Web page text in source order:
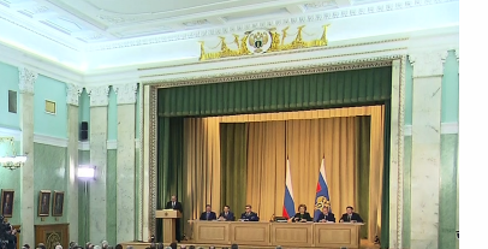
и анализу
предпринимательства
4 5м
6 9м